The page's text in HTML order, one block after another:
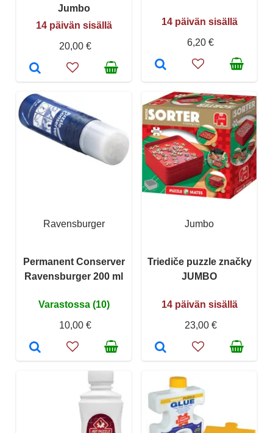
Jumbo
14 päivän sisällä
20,00 €
14 päivän sisällä
6,20 €
Ravensburger
Permanent Conserver
Ravensburger 200 ml
Varastossa (10)
10,00 €
Jumbo
Triediče puzzle značky
JUMBO
14 päivän sisällä
23,00 €